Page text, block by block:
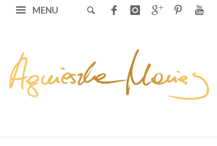
MENU